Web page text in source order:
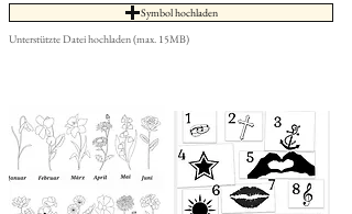
Symbol hochladen
Unterstützte Datei hochladen (max. 15MB)